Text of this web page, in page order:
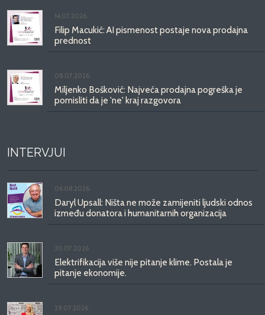
14.07.2026.
Filip Macukić: AI pismenost postaje nova prodajna
prednost
08.07.2026.
Miljenko Bošković: Najveća prodajna pogreška je
pomisliti da je 'ne' kraj razgovora
INTERVJUI
06.08.2026.
Daryl Upsall: Ništa ne može zamijeniti ljudski odnos
između donatora i humanitarnih organizacija
30.07.2026.
Elektrifikacija više nije pitanje klime. Postala je
pitanje ekonomije.
29.07.2026.